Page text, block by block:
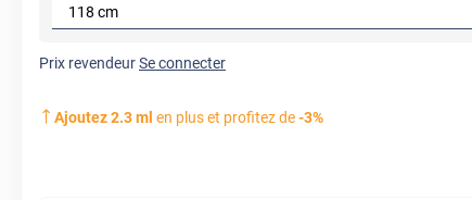
Prix revendeurSe connecter
Ajoutez2.3ml en plus et profitez de-3%